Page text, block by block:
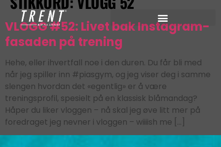
VLOGG #52: Livet bak Instagram-
fasaden på trening
Hehe, eller ihvertfall noe i den duren. Du får bli med
når jeg spiller inn #piasgym, og jeg viser deg i samme
slengen hvordan det «egentlig» er å være
treningsprofil, spesielt på en klassisk blåmandag?
Håper du liker vloggen – nå skal jeg øve litt mer på
foredraget jeg nevner i vloggen – wiiiish me […]